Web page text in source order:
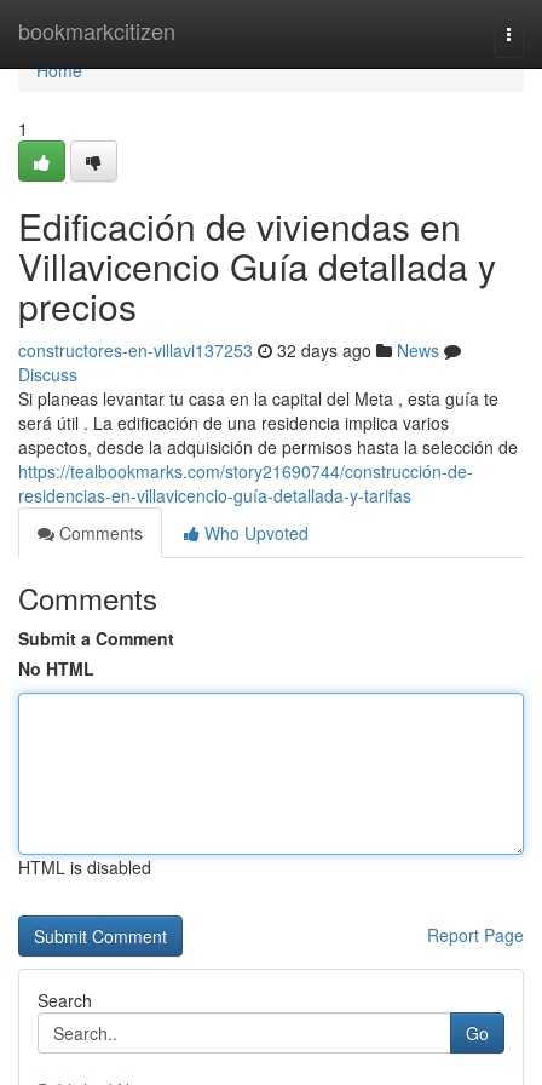
bookmarkcitizen
Home
Home
1
Edificación de viviendas en
Villavicencio Guía detallada y
precios
constructores-en-villavi137253 32 days ago
News
Discuss
Si planeas levantar tu casa en la capital del Meta , esta guía te
será útil . La edificación de una residencia implica varios
aspectos, desde la adquisición de permisos hasta la selección de
https://tealbookmarks.com/story21690744/construcción-de-
residencias-en-villavicencio-guía-detallada-y-tarifas
Comments
Who Upvoted
Comments
Submit a Comment
No HTML
HTML is disabled
Report Page
Search
Go